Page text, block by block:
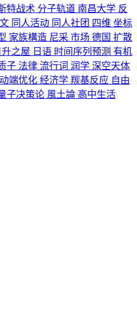
特战术 分子轨道 南昌大学 反
同人活动 同人社团 四维 坐标
家族構造 尼采 市场 德国 扩散
升之屋 日语 时间序列预测 有机
子 法律 流行词 润学 深空天体
端优化 经济学 羰基反应 自由
子决策论 風土論 高中生活